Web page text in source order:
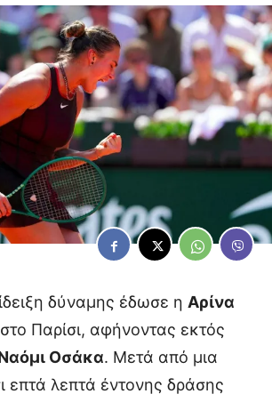
δύναμης έδωσε η Αρίνα
στο Παρίσι, αφήνοντας εκτός
Οσάκα. Μετά από μια
επτά λεπτά έντονης δράσης